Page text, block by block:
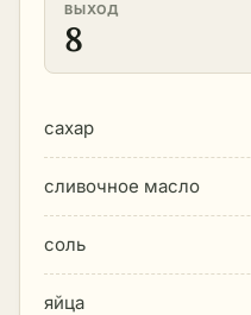
ВЫХОД
8
сахар
сливочное масло
соль
яйца